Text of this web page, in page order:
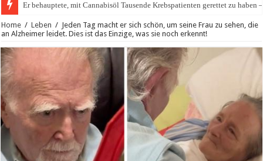
Er behauptete, mit Cannabisöl Tausende Krebspatienten gerettet zu haben
Home / Leben / Jeden Tag macht er sich schön, um seine Frau zu sehen, die
an Alzheimer leidet. Dies ist das Einzige, was sie noch erkennt!